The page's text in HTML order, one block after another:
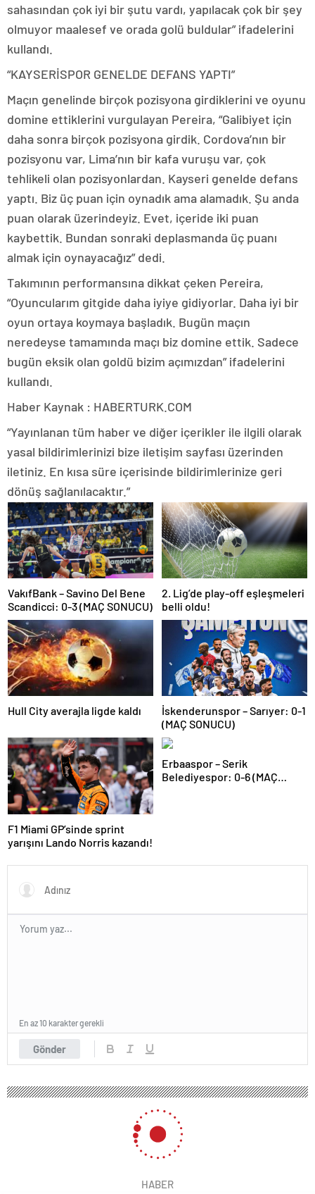
sahasından çok iyi bir şutu vardı, yapılacak çok bir şey
olmuyor maalesef ve orada golü buldular” ifadelerini
kullandı.
“KAYSERİSPOR GENELDE DEFANS YAPTI”
Maçın genelinde birçok pozisyona girdiklerini ve oyunu
domine ettiklerini vurgulayan Pereira, “Galibiyet için
daha sonra birçok pozisyona girdik. Cordova’nın bir
pozisyonu var, Lima’nın bir kafa vuruşu var, çok
tehlikeli olan pozisyonlardan. Kayseri genelde defans
yaptı. Biz üç puan için oynadık ama alamadık. Şu anda
puan olarak üzerindeyiz. Evet, içeride iki puan
kaybettik. Bundan sonraki deplasmanda üç puanı
almak için oynayacağız” dedi.
Takımının performansına dikkat çeken Pereira,
“Oyuncularım gitgide daha iyiye gidiyorlar. Daha iyi bir
oyun ortaya koymaya başladık. Bugün maçın
neredeyse tamamında maçı biz domine ettik. Sadece
bugün eksik olan goldü bizim açımızdan” ifadelerini
kullandı.
Haber Kaynak : HABERTURK.COM
“Yayınlanan tüm haber ve diğer içerikler ile ilgili olarak
yasal bildirimlerinizi bize iletişim sayfası üzerinden
iletiniz. En kısa süre içerisinde bildirimlerinize geri
dönüş sağlanılacaktır.”
VakıfBank – Savino Del Bene
Scandicci: 0-3 (MAÇ SONUCU)
2. Lig’de play-off eşleşmeleri
belli oldu!
Hull City averajla ligde kaldı
İskenderunspor – Sarıyer: 0-1
(MAÇ SONUCU)
F1 Miami GP’sinde sprint
yarışını Lando Norris kazandı!
Erbaaspor – Serik
Belediyespor: 0-6 (MAÇ
Gönder
En az 10 karakter gerekli
HABER